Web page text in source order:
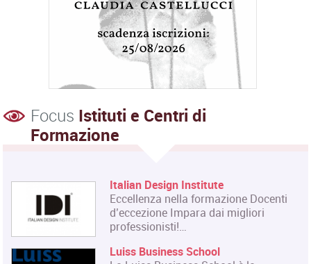
Focus Istituti e Centri di
Formazione
Italian Design Institute
Eccellenza nella formazione Docenti
d’eccezione Impara dai migliori
professionisti!…
Luiss Business School